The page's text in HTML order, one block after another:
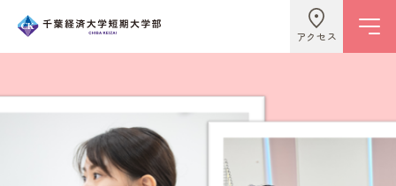
アクセス
学校情報